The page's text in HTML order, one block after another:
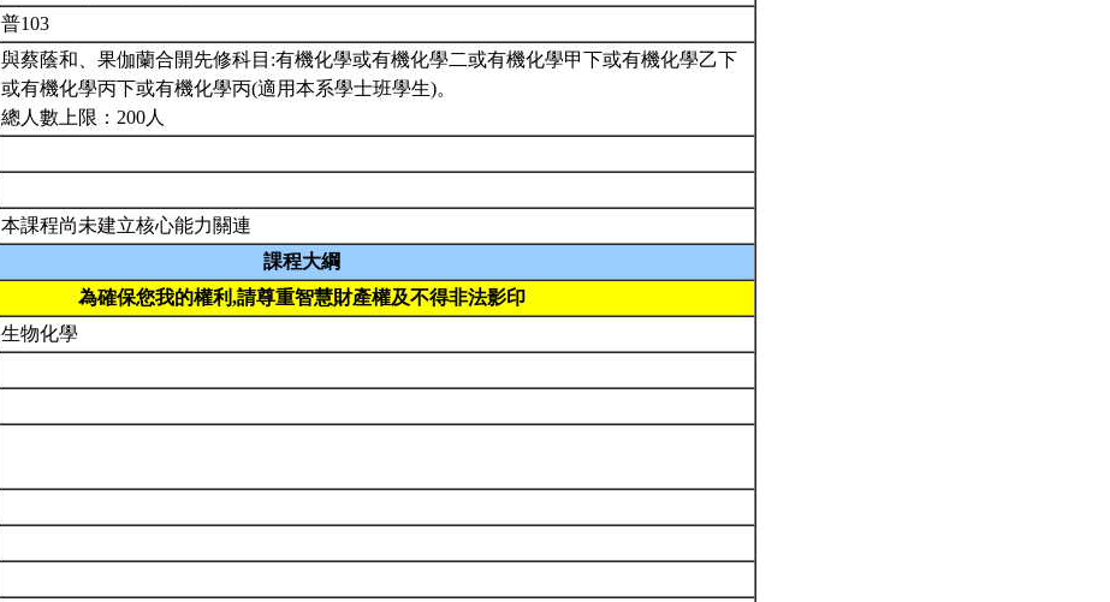
普103
與蔡蔭和、果伽蘭合開先修科目:有機化學或有機化學二或有機化學甲下或有機化學乙下
或有機化學丙下或有機化學丙(適用本系學士班學生)。
總人數上限：200人
本課程尚未建立核心能力關連
課程大綱
為確保您我的權利,請尊重智慧財產權及不得非法影印
生物化學